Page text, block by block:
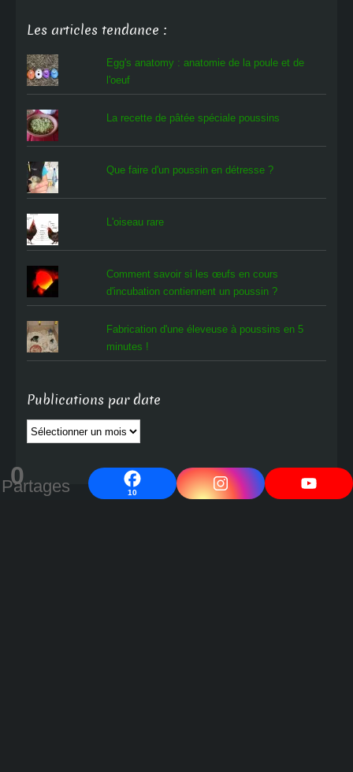
0
Partages 10
Les articles tendance :
Egg's anatomy : anatomie de la poule et de
l'oeuf
La recette de pâtée spéciale poussins
Que faire d'un poussin en détresse ?
L'oiseau rare
Comment savoir si les œufs en cours
d'incubation contiennent un poussin ?
Fabrication d'une éleveuse à poussins en 5
minutes !
Publications par date
Publications
par